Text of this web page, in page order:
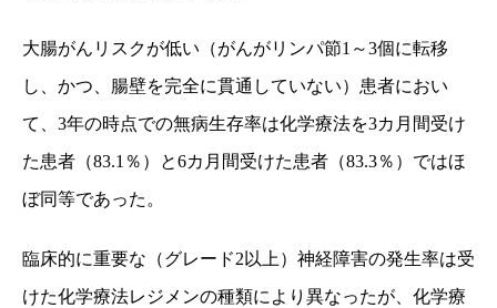
大腸がんリスクが低い（がんがリンパ節1 ～3個に転移
し、かつ、腸壁を完全に貫通していない）患者におい
て、 3年の時点での無病生存率は化学療法を3カ月間受け
た患者（83.1 ％）と6カ月間受けた患者（83.3％）ではほ
ぼ同等であった。
臨床的に重要な（グレード2 以上）神経障害の発生率は受
けた化学療法レジメンの種類により異なったが、化学療